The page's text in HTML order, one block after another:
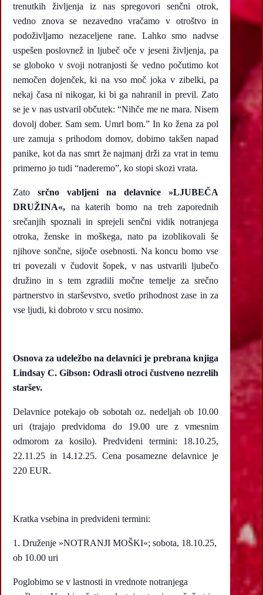
trenutkih življenja iz nas spregovori senčni otrok,
vedno znova se nezavedno vračamo v otroštvo in
podoživljamo nezaceljene rane. Lahko smo nadvse
uspešen poslovnež in ljubeč oče v jeseni življenja, pa
se globoko v svoji notranjosti še vedno počutimo kot
nemočen dojenček, ki na vso moč joka v zibelki, pa
nekaj časa ni nikogar, ki bi ga nahranil in previl. Zato
se je v nas ustvaril občutek: “Nihče me ne mara. Nisem
dovolj dober. Sam sem. Umrl bom.” In ko žena za pol
ure zamuja s prihodom domov, dobimo takšen napad
panike, kot da nas smrt že najmanj drži za vrat in temu
primerno jo tudi “naderemo”, ko stopi skozi vrata.
Zato srčno vabljeni na delavnice »LJUBEČA
DRUŽINA«, na katerih bomo na treh zaporednih
srečanjih spoznali in sprejeli senčni vidik notranjega
otroka, ženske in moškega, nato pa izoblikovali še
njihove sončne, sijoče osebnosti. Na koncu bomo vse
tri povezali v čudovit šopek, v nas ustvarili ljubečo
družino in s tem zgradili močne temelje za srečno
partnerstvo in starševstvo, svetlo prihodnost zase in za
vse ljudi, ki dobroto v srcu nosimo.
Osnova za udeležbo na delavnici je prebrana knjiga
Lindsay C. Gibson:Odrasli otroci čustveno nezrelih
staršev.
Delavnice potekajo ob sobotah oz. nedeljah ob 10.00
uri (trajajo predvidoma do 19.00 ure z vmesnim
odmorom za kosilo). Predvideni termini: 18.10.25,
22.11.25 in 14.12.25. Cena posamezne delavnice je
220 EUR.
Kratka vsebina in predvideni termini:
Druženje »NOTRANJI MOŠKI«; sobota, 18.10.25,
ob 10.00 uri
Poglobimo se v lastnosti in vrednote notranjega